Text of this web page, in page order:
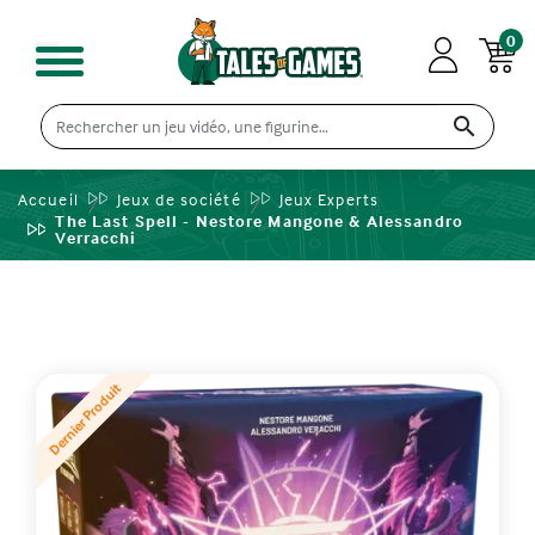

0
Accueil Jeux de société
Jeux Experts
The Last Spell - Nestore Mangone & Alessandro
Verracchi
Dernier Produit